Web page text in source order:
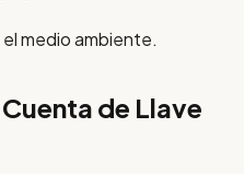
medio ambiente.
de Llave